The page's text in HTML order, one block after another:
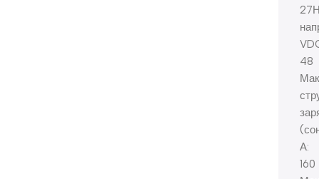
48
А:
160